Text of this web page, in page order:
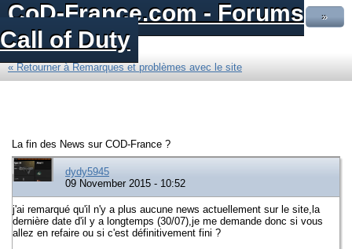
CoD-France.com - Forums
Call of Duty
»
« Retourner à Remarques et problèmes avec le site
La fin des News sur COD-France ?
dydy5945
09 November 2015 - 10:52
j'ai remarqué qu'il n'y a plus aucune news actuellement sur le site,la
dernière date d'il y a longtemps (30/07),je me demande donc si vous
allez en refaire ou si c'est définitivement fini ?